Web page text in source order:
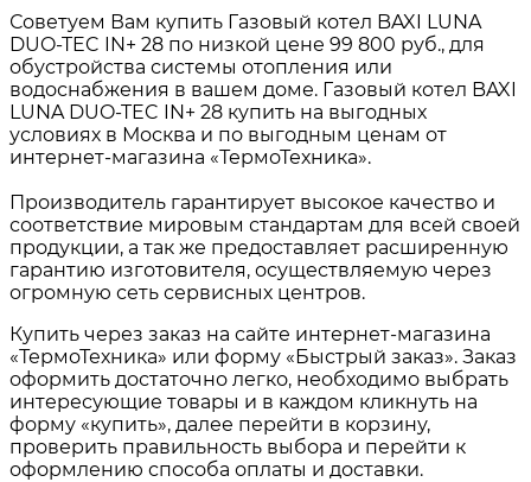
Советуем Вам купить Газовый котел BAXI LUNA
DUO-TEC IN+ 28 по низкой цене 99 800 руб., для
обустройства системы отопления или
водоснабжения в вашем доме. Газовый котел BAXI
LUNA DUO-TEC IN+ 28 купить на выгодных
условиях в Москва и по выгодным ценам от
интернет-магазина «ТермоТехника».
Производитель гарантирует высокое качество и
соответствие мировым стандартам для всей своей
продукции, а так же предоставляет расширенную
гарантию изготовителя, осуществляемую через
огромную сеть сервисных центров.
Купить через заказ на сайте интернет-магазина
«ТермоТехника» или форму «Быстрый заказ». Заказ
оформить достаточно легко, необходимо выбрать
интересующие товары и в каждом кликнуть на
форму «купить», далее перейти в корзину,
проверить правильность выбора и перейти к
оформлению способа оплаты и доставки.